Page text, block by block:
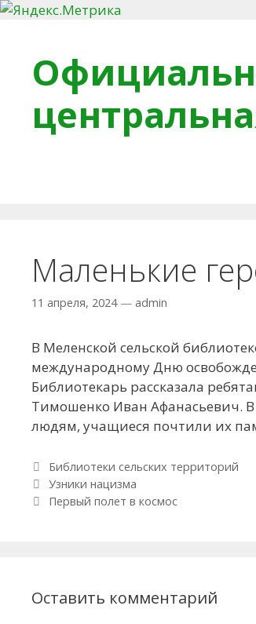
Маленькие
11 апреля, 2024 — admin
В Меленской сельской
международному Дню
Библиотекарь рассказала
Тимошенко Иван Афанасьевич.
людям, учащиеся почтили их
Рубрики
Библиотеки сельских территорий
Навигация по записям
Узники нацизма
Первый полет в космос
Оставить комментарий